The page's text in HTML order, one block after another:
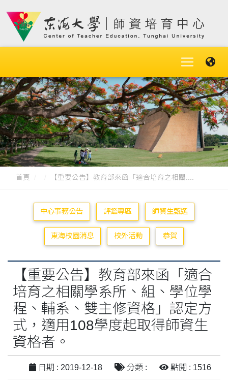
首頁 【重要公告】教育部來函「適合培育之相關....
中心事務公告 評鑑專區 師資生甄選
東海校園消息 校外活動 恭賀
【重要公告】教育部來函「適合
培育之相關學系所、組、學位學
程、輔系、雙主修資格」認定方
式，適用108學度起取得師資生
資格者。
日期 : 2019-12-18 分類 : 點閱 : 1516